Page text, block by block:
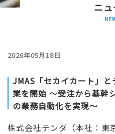
ニ
2026年05月18日
JMAS「セカイカート」
業を開始 ～受注から基幹
の業務自動化を実現～
株式会社テンダ（本社：東